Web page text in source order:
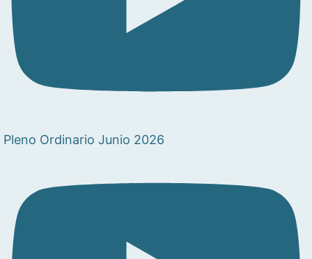
Pleno Ordinario Junio 2026